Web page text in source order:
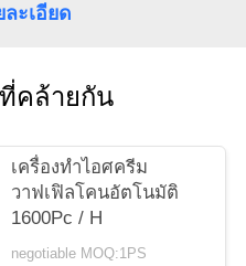
ะเอียด
คล้ายกัน
เครื่องทำไอศครีม
วาฟเฟิลโคนอัตโนมัติ
1600Pc / H
negotiable MOQ:1PS